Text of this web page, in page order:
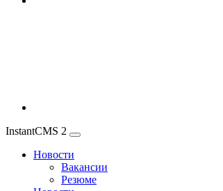
InstantCMS 2
Новости
Вакансии
Резюме